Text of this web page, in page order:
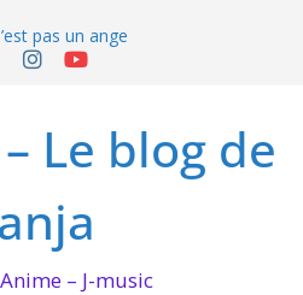
pas un ange
enflamme le Bataclan
de Zeniko Sumiya
– Le blog de
– J-music